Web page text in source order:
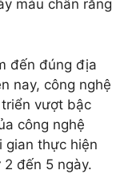
máu chân răng
đến đúng địa
nay, công nghệ
vượt bậc
công nghệ
gian thực hiện
đến 5 ngày.